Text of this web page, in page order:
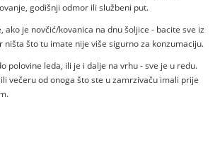
godišnji odmor ili službeni put.
ako je novčić/kovanica na dnu šoljice - bacite sve iz
ništa što tu imate nije više sigurno za konzumaciju.
polovine leda, ili je i dalje na vrhu - sve je u redu.
večeru od onoga što ste u zamrzivaču imali prije